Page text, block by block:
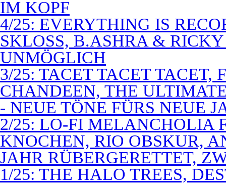
IM KOPF
4/25: EVERYTHING IS
SKLOSS, B.ASHRA &
UNMÖGLICH
3/25: TACET TACET TACET,
CHANDEEN, THE
- NEUE TÖNE FÜRS NEUE
2/25: LO-FI MELANCHOLIA
KNOCHEN, RIO OBSKUR,
JAHR RÜBERGERETTET,
1/25: THE HALO TREES,